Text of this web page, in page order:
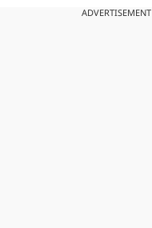
ADVERTISEMENT